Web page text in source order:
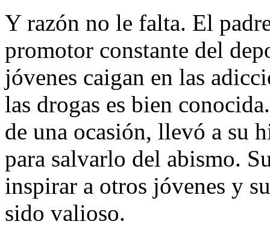
Y razón no le falta. El
promotor constante del
jóvenes caigan en las
las drogas es bien
de una ocasión, llevó a su
para salvarlo del abismo.
inspirar a otros jóvenes y
sido valioso.